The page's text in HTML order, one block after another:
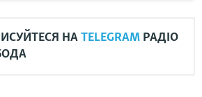
НА TELEGRAM РАДІО